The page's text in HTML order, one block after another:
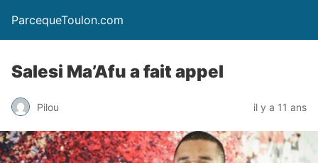
ParcequeToulon.com
Salesi Ma’Afu a fait appel
Pilou il y a 11 ans